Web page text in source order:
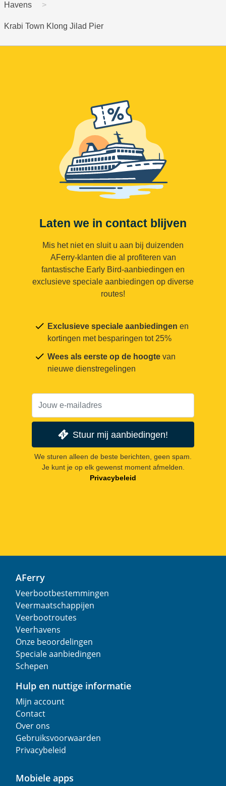
Havens
Krabi Town Klong Jilad Pier
Laten we in contact blijven
Mis het niet en sluit u aan bij duizenden
AFerry-klanten die al profiteren van
fantastische Early Bird-aanbiedingen en
exclusieve speciale aanbiedingen op diverse
routes!
Exclusieve speciale aanbiedingen en
kortingen met besparingen tot 25%
Wees als eerste op de hoogte van
nieuwe dienstregelingen
Stuur mij aanbiedingen!
We sturen alleen de beste berichten, geen spam.
Je kunt je op elk gewenst moment afmelden.
Privacybeleid
AFerry
Veerbootbestemmingen
Veermaatschappijen
Veerbootroutes
Veerhavens
Onze beoordelingen
Speciale aanbiedingen
Schepen
Hulp en nuttige informatie
Mijn account
Contact
Over ons
Gebruiksvoorwaarden
Privacybeleid
Mobiele apps